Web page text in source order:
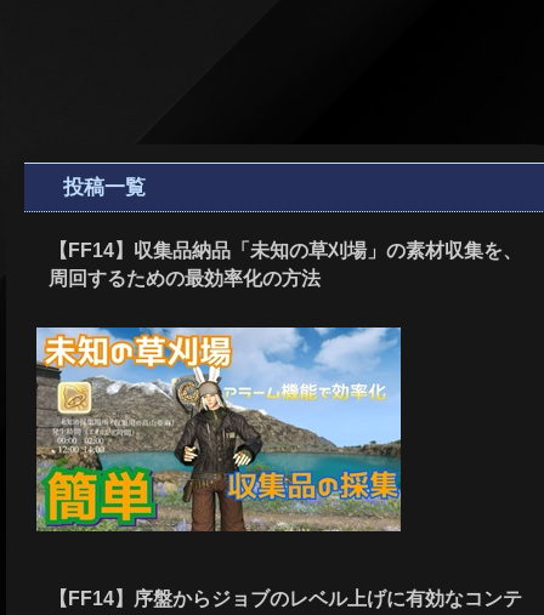
投稿一覧
【FF14】収集品納品「未知の草刈場」の素材収集を、
周回するための最効率化の方法
【FF14】序盤からジョブのレベル上げに有効なコンテ